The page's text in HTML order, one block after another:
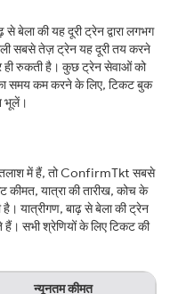
बेला की यह दूरी ट्रेन द्वारा लगभग
सबसे तेज़ ट्रेन यह दूरी तय करने
ही रुकती है। कुछ ट्रेन सेवाओं को
समय कम करने के लिए, टिकट बुक
भूलें।
तलाश में हैं, तो ConfirmTkt सबसे
कीमत, यात्रा की तारीख, कोच के
यात्रीगण, बाढ़ से बेला की ट्रेन
सभी श्रेणियों के लिए टिकट की
न्यूनतम कीमत